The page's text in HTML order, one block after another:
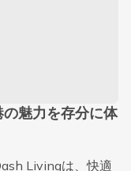
魅力を存分に体
Livingは、快適